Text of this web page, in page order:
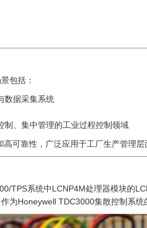
包括：
数据采集系统
制、集中管理的工业过程控制领域
可靠性，广泛应用于工厂生产管理层
TPS系统中LCNP4M处理器模块的
为Honeywell TDC3000集散控制系统